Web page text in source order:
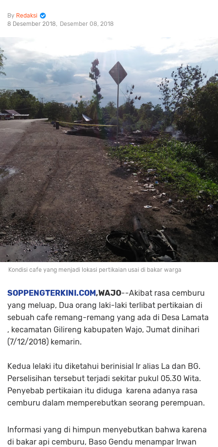
Redaksi
8 Desember 2018
Desember 08, 2018
Kondisi cafe yang menjadi lokasi pertikaian usai di bakar warga
SOPPENGTERKINI.COM,WAJO--Akibat rasa cemburu
yang meluap, Dua orang laki-laki terlibat pertikaian di
sebuah cafe remang-remang yang ada di Desa Lamata
, kecamatan Gilireng kabupaten Wajo, Jumat dinihari
(7/12/2018) kemarin.
Kedua lelaki itu diketahui berinisial Ir alias La dan BG.
Perselisihan tersebut terjadi sekitar pukul 05.30 Wita.
Penyebab pertikaian itu diduga karena adanya rasa
cemburu dalam memperebutkan seorang perempuan.
Informasi yang di himpun menyebutkan bahwa karena
di bakar api cemburu, Baso Gendu menampar Irwan